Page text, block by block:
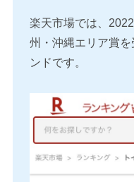
楽天市場では、
州・沖縄エリア賞
ンドです。